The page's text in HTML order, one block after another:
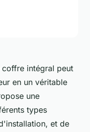
intégral peut
en un véritable
une
types
et de